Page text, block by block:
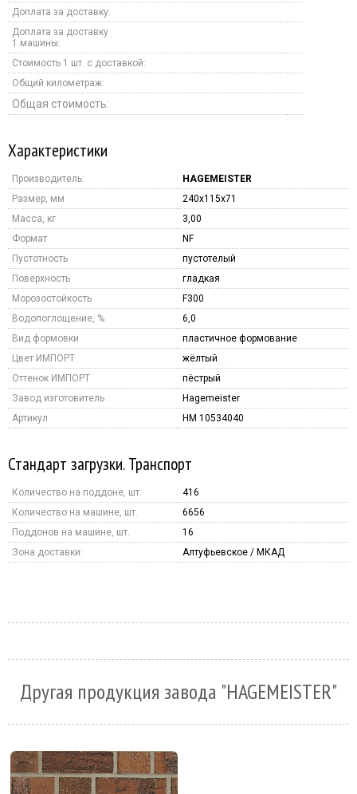
Доплата за доставку:
Доплата за доставку
1 машины:
Стоимость 1 шт. с доставкой:
Общий километраж:
Общая стоимость:
Характеристики
Производитель:
HAGEMEISTER
Размер, мм
240x115x71
Масса, кг
3,00
Формат
NF
Пустотность
пустотелый
Поверхность
гладкая
Морозостойкость
F300
Водопоглощение, %
6,0
Вид формовки
пластичное формование
Цвет ИМПОРТ
жёлтый
Оттенок ИМПОРТ
пёстрый
Завод изготовитель
Hagemeister
Артикул
HM 10534040
Стандарт загрузки. Транспорт
Количество на поддоне, шт.
416
Количество на машине, шт.
6656
Поддонов на машине, шт.
16
Зона доставки:
Алтуфьевское / МКАД
Другая продукция завода "HAGEMEISTER"